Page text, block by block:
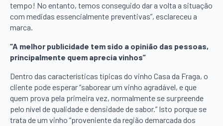
tempo! No entanto, temos conseguido dar a volta a situação
com medidas essencialmente preventivas”, esclareceu a
marca.
“A melhor publicidade tem sido a opinião das pessoas,
principalmente quem aprecia vinhos”
Dentro das características típicas do vinho Casa da Fraga, o
cliente pode esperar “saborear um vinho agradável, e que
quem prova pela primeira vez, normalmente se surpreende
pelo nível de qualidade e densidade de sabor.” Isto porque se
trata de um vinho “proveniente da região demarcada dos